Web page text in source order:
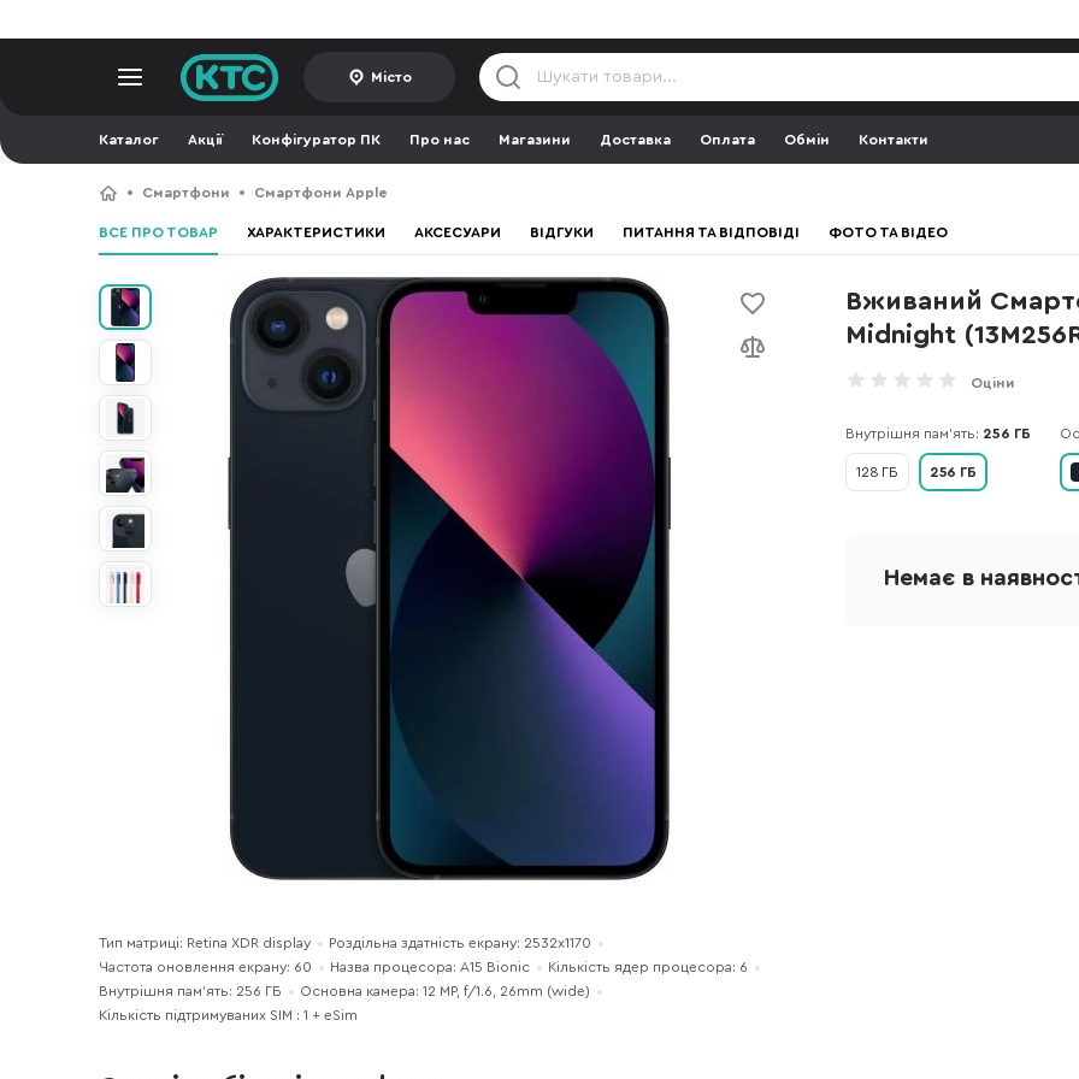
Місто
Каталог Акції Конфігуратор ПК Про нас Магазини Доставка Оплата Обмін Контакти
Смартфони Смартфони Apple
ВСЕ ПРО ТОВАР ХАРАКТЕРИСТИКИ АКСЕСУАРИ ВІДГУКИ ПИТАННЯ ТА ВІДПОВІДІ ФОТО ТА ВІДЕО
Вживаний
Midnight
Оціни
Тип матриці: Retina XDR display
Роздільна здатність екрану: 2532x1170
Частота оновлення екрану: 60
Назва процесора: A15 Bionic
Кількість ядер процесора: 6
Внутрішня пам'ять: 256 ГБ
Основна камера: 12 MP, f/1.6, 26mm (wide)
Кількість підтримуваних SIM : 1 + eSim
Внутрішня пам'ять: 256 ГБ
128 ГБ 256 ГБ
Немає в